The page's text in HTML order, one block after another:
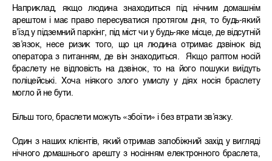
Наприклад, якщо людина знаходиться під нічним домашнім
арештом і має право пересуватися протягом дня, то будь-який
в’їзд у підземний паркінг, під міст чи у будь-яке місце, де відсутній
зв’язок, несе ризик того, що ця людина отримає дзвінок від
оператора з питанням, де він знаходиться. Якщо раптом носій
браслету не відповість на дзвінок, то на його пошуки виїдуть
поліцейські. Хоча ніякого злого умислу у діях носія браслету
могло й не бути.
Більш того, браслети можуть «збоїти» і без втрати зв’язку.
Один з наших клієнтів, який отримав запобіжний захід у вигляді
нічного домашнього арешту з носінням електронного браслета,